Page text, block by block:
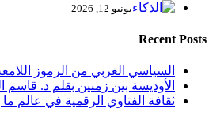
يونيو 12, 2026
Recent Posts
السياسي الغربي من الرموز
الأوديسة بين زمنين بقلم د. قاسم
ثقافة الفتاوي الرقمية في عالم ما